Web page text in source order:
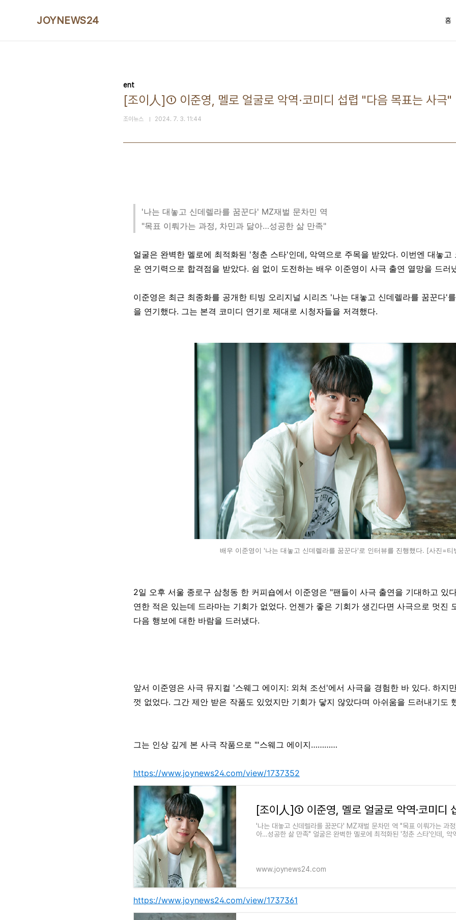
JOYNEWS24 홈
ent
[조이人]① 이준영, 멜로 얼굴로 악역·코미디 섭렵 "다음 목표는 사극"
조이뉴스 2024. 7. 3. 11:44
'나는 대놓고 신데렐라를 꿈꾼다' MZ재벌 문차민 역
"목표 이뤄가는 과정, 차민과 닮아…성공한 삶 만족"
얼굴은 완벽한 멜로에 최적화된 '청춘 스타'인데, 악역으로 주목을 받았다. 이번엔 대놓고
운 연기력으로 합격점을 받았다. 쉼 없이 도전하는 배우 이준영이 사극 출연 열망을 드러
이준영은 최근 최종화를 공개한 티빙 오리지널 시리즈 '나는 대놓고 신데렐라를 꿈꾼다'
을 연기했다. 그는 본격 코미디 연기로 제대로 시청자들을 저격했다.
배우 이준영이 '나는 대놓고 신데렐라를 꿈꾼다'로 인터뷰를 진행했다. [사진=티
2일 오후 서울 종로구 삼청동 한 커피숍에서 이준영은 "팬들이 사극 출연을 기대하고 있
연한 적은 있는데 드라마는 기회가 없었다. 언젠가 좋은 기회가 생긴다면 사극으로 멋진
다음 행보에 대한 바람을 드러냈다.
앞서 이준영은 사극 뮤지컬 '스웨그 에이지: 외쳐 조선'에서 사극을 경험한 바 있다. 하지
껏 없었다. 그간 제안 받은 작품도 있었지만 기회가 닿지 않았다며 아쉬움을 드러내기도
그는 인상 깊게 본 사극 작품으로 "'스웨그 에이지…………
https://www.joynews24.com/view/1737352
'나는 대놓고 신데렐라를 꿈꾼다' MZ재벌 문차민 역 "목표 이뤄가는 과
아…성공한 삶 만족" 얼굴은 완벽한 멜로에 최적화된 '청춘 스타'인데, 악
www.joynews24.com
https://www.joynews24.com/view/1737361